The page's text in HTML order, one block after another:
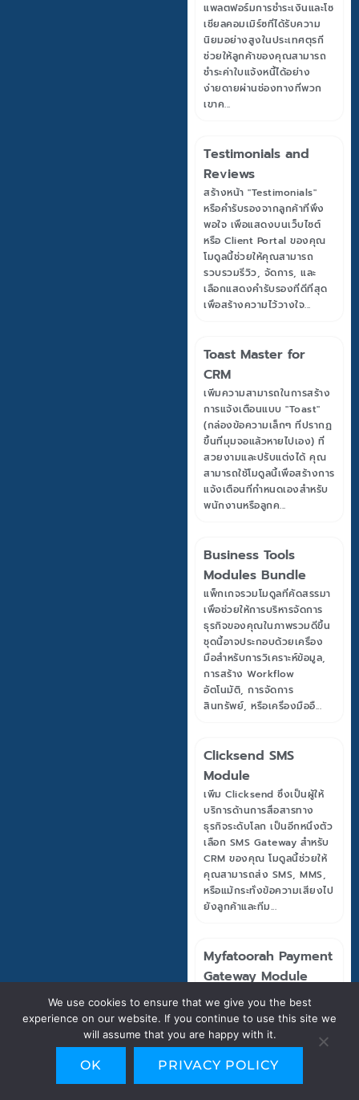
แพลตฟอร์มการชำระเงินและโซ
เชียลคอมเมิร์ซที่ได้รับความ
นิยมอย่างสูงในประเทศตุรกี
ช่วยให้ลูกค้าของคุณสามารถ
ชำระค่าใบแจ้งหนี้ได้อย่าง
ง่ายดายผ่านช่องทางที่พวก
เขาค...
Testimonials and
Reviews
สร้างหน้า "Testimonials"
หรือคำรับรองจากลูกค้าที่พึง
พอใจ เพื่อแสดงบนเว็บไซต์
หรือ Client Portal ของคุณ
โมดูลนี้ช่วยให้คุณสามารถ
รวบรวมรีวิว, จัดการ, และ
เลือกแสดงคำรับรองที่ดีที่สุด
เพื่อสร้างความไว้วางใจ...
Toast Master for
CRM
เพิ่มความสามารถในการสร้าง
การแจ้งเตือนแบบ "Toast"
(กล่องข้อความเล็กๆ ที่ปรากฏ
ขึ้นที่มุมจอแล้วหายไปเอง) ที่
สวยงามและปรับแต่งได้ คุณ
สามารถใช้โมดูลนี้เพื่อสร้างการ
แจ้งเตือนที่กำหนดเองสำหรับ
พนักงานหรือลูกค...
Business Tools
Modules Bundle
แพ็กเกจรวมโมดูลที่คัดสรรมา
เพื่อช่วยให้การบริหารจัดการ
ธุรกิจของคุณในภาพรวมดีขึ้น
ชุดนี้อาจประกอบด้วยเครื่อง
มือสำหรับการวิเคราะห์ข้อมูล,
การสร้าง Workflow
อัตโนมัติ, การจัดการ
สินทรัพย์, หรือเครื่องมืออื...
Clicksend SMS
Module
เพิ่ม Clicksend ซึ่งเป็นผู้ให้
บริการด้านการสื่อสารทาง
ธุรกิจระดับโลก เป็นอีกหนึ่งตัว
เลือก SMS Gateway สำหรับ
CRM ของคุณ โมดูลนี้ช่วยให้
คุณสามารถส่ง SMS, MMS,
หรือแม้กระทั่งข้อความเสียงไป
ยังลูกค้าและทีม...
Myfatoorah Payment
Gateway Module
เชื่อมต่อระบบ CRM ของคุณ
กับ Myfatoorah ซึ่งเป็นผู้ให้
บริการชำระเงินชั้นนำในภูมิภาค
ตะวันออกกลาง (GCC) เช่น
คูเวต, ซาอุดีอาระเบีย, สหรัฐ
อาหรับเอมิเรตส์ ช่วยให้ลูกค้า
We use cookies to ensure that we give you the best
experience on our website. If you continue to use this site we
will assume that you are happy with it.
OK PRIVACY POLICY